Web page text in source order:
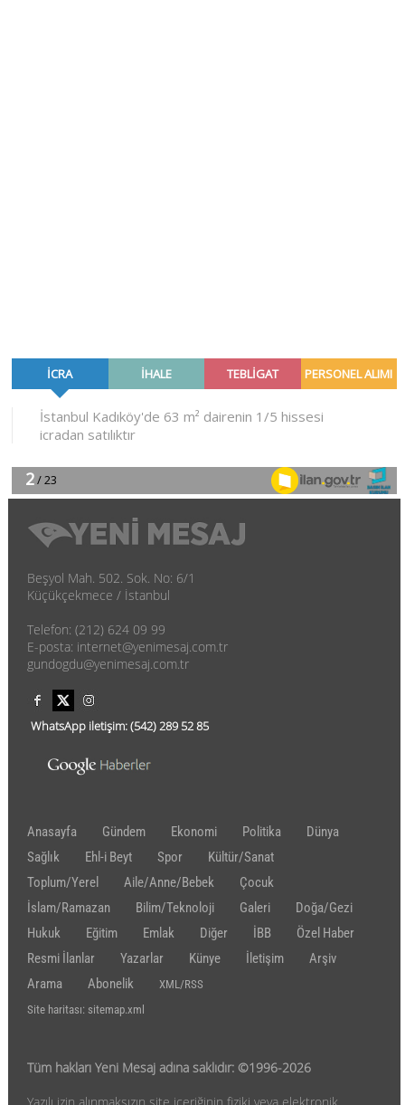
Beşyol Mah. 502. Sok. No: 6/1
Küçükçekmece / İstanbul
Telefon: (212) 624 09 99
E-posta: internet@yenimesaj.com.tr
gundogdu@yenimesaj.com.tr
WhatsApp iletişim:(542)289 52 85
Anasayfa Gündem Ekonomi Politika
Dünya
Sağlık
Ehl-i Beyt Spor
Kültür/Sanat
Toplum/Yerel
Aile/Anne/Bebek
Çocuk
İslam/Ramazan
Bilim/Teknoloji Galeri
Doğa/Gezi
Hukuk
Eğitim Emlak Diğer İBB
Özel Haber
Resmi İlanlar
Yazarlar Künye İletişim
Arşiv
Arama
Abonelik
XML/RSS
Site haritası: sitemap.xml
Tüm hakları Yeni Mesaj adına saklıdır: ©1996-2026